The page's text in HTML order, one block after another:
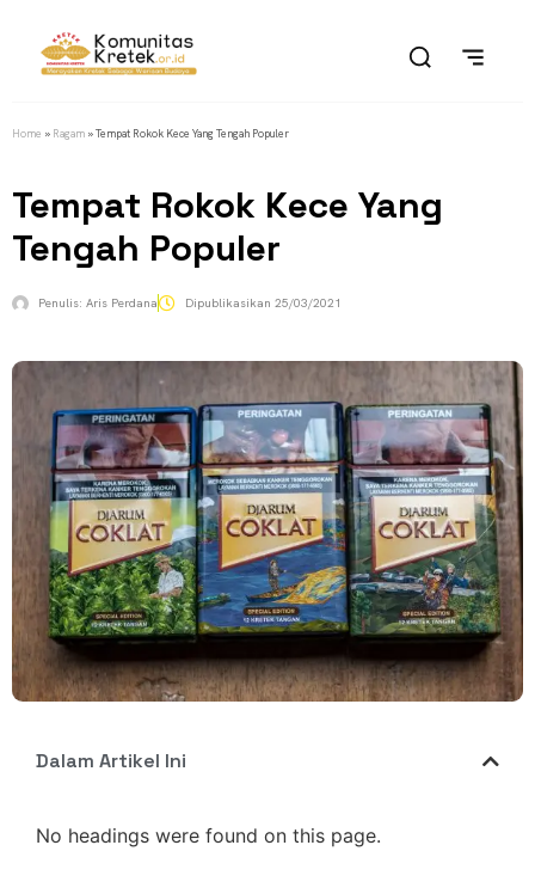
Home » Ragam »Tempat Rokok Kece Yang Tengah Populer
Tempat Rokok Kece Yang
Tengah Populer
Penulis: Aris Perdana Dipublikasikan 25/03/2021
Dalam Artikel Ini
No headings were found on this page.